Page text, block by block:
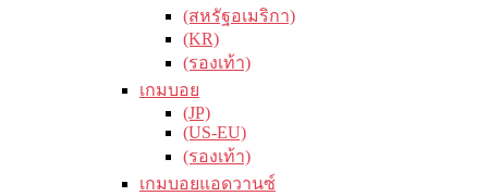
(สหรัฐอเมริกา)
(KR)
(รองเท้า)
เกมบอย
(JP)
(US-EU)
(รองเท้า)
เกมบอยแอดวานซ์